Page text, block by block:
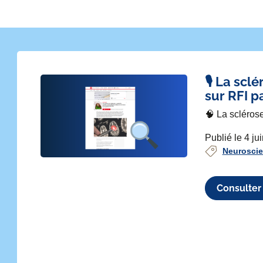
🎙️ La
sur RFI
🧠 La
Publié le 4